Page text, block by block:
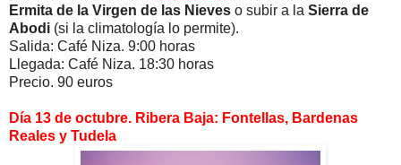
Ermita de la Virgen de las Nieves o subir a la Sierra de
Abodi (si la climatología lo permite).
Salida: Café Niza. 9:00 horas
Llegada: Café Niza. 18:30 horas
Precio. 90 euros
Día 13 de octubre. Ribera Baja: Fontellas, Bardenas
Reales y Tudela